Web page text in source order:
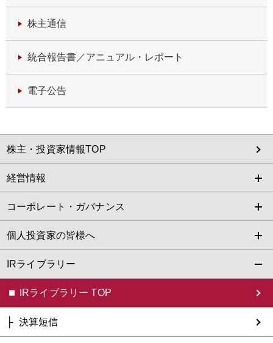
株主通信
統合報告書／アニュアル・レポート
電子公告
株主・投資家情報TOP
経営情報
コーポレート・ガバナンス
個人投資家の皆様へ
IRライブラリー
IRライブラリー TOP
決算短信